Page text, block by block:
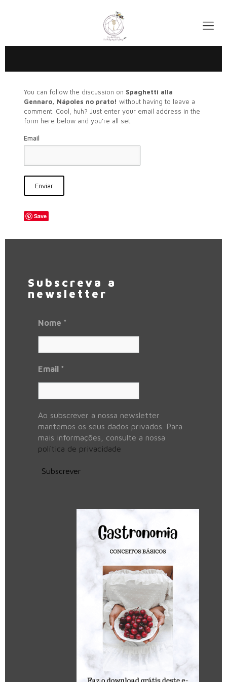
You can follow the discussion on Spaghetti alla
Gennaro, Nápoles no prato! without having to leave a
comment. Cool, huh? Just enter your email address in the
form here below and you’re all set.
Email
Save
Subscreva a
newsletter
Nome *
Email *
Ao subscrever a nossa newsletter
mantemos os seus dados privados. Para
mais informações, consulte a nossa
política de privacidade